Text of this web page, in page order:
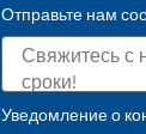
Отправьте нам
Уведомление о